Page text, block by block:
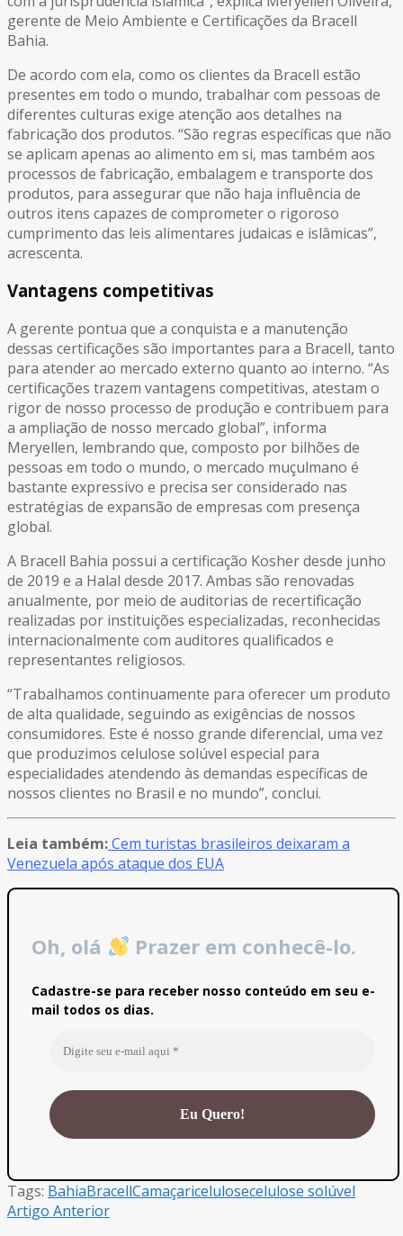
gerente de Meio Ambiente e Certificações da Bracell
Bahia.
De acordo com ela, como os clientes da Bracell estão
presentes em todo o mundo, trabalhar com pessoas de
diferentes culturas exige atenção aos detalhes na
fabricação dos produtos. “São regras específicas que não
se aplicam apenas ao alimento em si, mas também aos
processos de fabricação, embalagem e transporte dos
produtos, para assegurar que não haja influência de
outros itens capazes de comprometer o rigoroso
cumprimento das leis alimentares judaicas e islâmicas”,
acrescenta.
Vantagens competitivas
A gerente pontua que a conquista e a manutenção
dessas certificações são importantes para a Bracell, tanto
para atender ao mercado externo quanto ao interno. “As
certificações trazem vantagens competitivas, atestam o
rigor de nosso processo de produção e contribuem para
a ampliação de nosso mercado global”, informa
Meryellen, lembrando que, composto por bilhões de
pessoas em todo o mundo, o mercado muçulmano é
bastante expressivo e precisa ser considerado nas
estratégias de expansão de empresas com presença
global.
A Bracell Bahia possui a certificação Kosher desde junho
de 2019 e a Halal desde 2017. Ambas são renovadas
anualmente, por meio de auditorias de recertificação
realizadas por instituições especializadas, reconhecidas
internacionalmente com auditores qualificados e
representantes religiosos.
“Trabalhamos continuamente para oferecer um produto
de alta qualidade, seguindo as exigências de nossos
consumidores. Este é nosso grande diferencial, uma vez
que produzimos celulose solúvel especial para
especialidades atendendo às demandas específicas de
nossos clientes no Brasil e no mundo”, conclui.
Leia também:Cem turistas brasileiros deixaram a
Venezuela após ataque dos EUA
Oh, olá Prazer em conhecê-lo.
Cadastre-se para receber nosso conteúdo em seu e-
mail todos os dias.
Tags: BahiaBracellCamaçaricelulosecelulose solúvel
Artigo Anterior